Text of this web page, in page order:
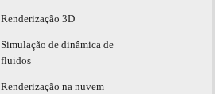
Renderização 3D
Simulação de dinâmica de
fluidos
Renderização na nuvem